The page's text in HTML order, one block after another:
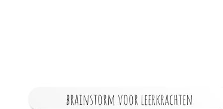
brainstorm voor leerkrachten